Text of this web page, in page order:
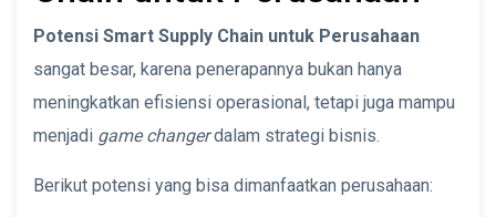
Potensi Smart Supply Chain untuk Perusahaan
sangat besar, karena penerapannya bukan hanya
meningkatkan efisiensi operasional, tetapi juga mampu
menjadi game changerdalam strategi bisnis.
Berikut potensi yang bisa dimanfaatkan perusahaan: